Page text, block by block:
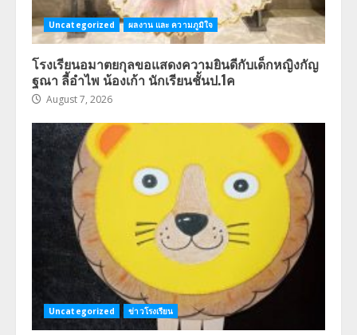
Uncategorized ผลงาน และ ความภูมิใจ
โรงเรียนอมาตยกุลขอแสดงความยินดีกับเด็กหญิงกัญ
ฐณา ลี้อำไพ น้องเก้า นักเรียนชั้นป.1ค
August 7, 2026
Uncategorized ข่าวโรงเรียน